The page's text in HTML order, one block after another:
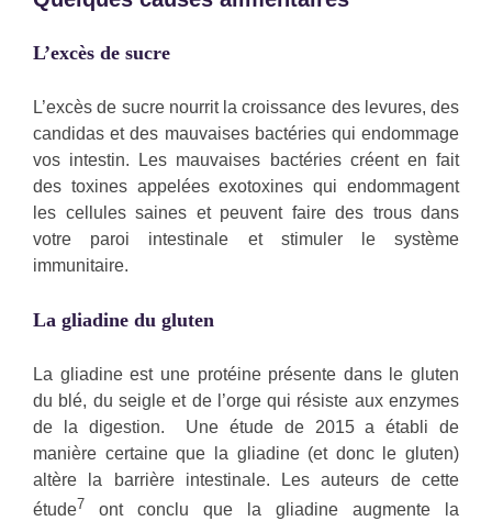
L’excès de sucre
L’excès de sucre nourrit la croissance des levures, des
candidas et des mauvaises bactéries qui endommage
vos intestin. Les mauvaises bactéries créent en fait
des toxines appelées exotoxines qui endommagent
les cellules saines et peuvent faire des trous dans
votre paroi intestinale et stimuler le système
immunitaire.
La gliadine du gluten
La gliadine est une protéine présente dans le gluten
du blé, du seigle et de l’orge qui résiste aux enzymes
de la digestion. Une étude de 2015 a établi de
manière certaine que la gliadine (et donc le gluten)
altère la barrière intestinale. Les auteurs de cette
étude7 ont conclu que la gliadine augmente la